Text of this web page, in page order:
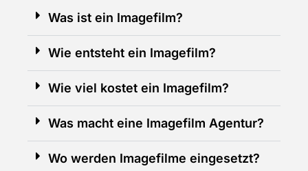
Was ist ein Imagefilm?
Wie entsteht ein Imagefilm?
Wie viel kostet ein Imagefilm?
Was macht eine Imagefilm Agentur?
Wo werden Imagefilme eingesetzt?